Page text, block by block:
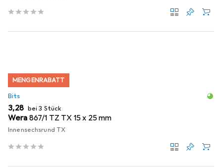
MENGENRABATT
Bits
EUR
3,28 bei 3 Stück
Wera 867/1 TZ TX 15 x 25 mm
Innensechsrund TX